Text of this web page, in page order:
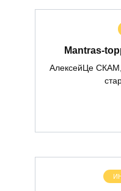
Mantras-
АлексейЦе СКАМ,